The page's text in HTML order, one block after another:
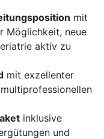
mit
Möglichkeit, neue
aktiv zu
mit exzellenter
inklusive
und